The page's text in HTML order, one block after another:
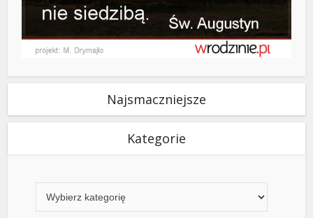
Najsmaczniejsze
Kategorie